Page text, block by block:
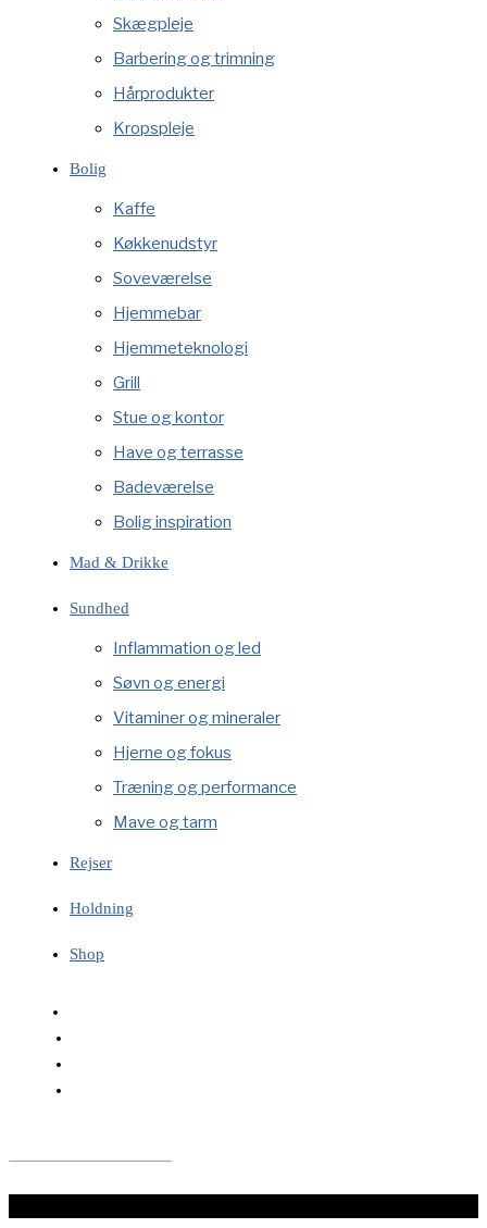
Skægpleje
Barbering og trimning
Hårprodukter
Kropspleje
Bolig
Kaffe
Køkkenudstyr
Soveværelse
Hjemmebar
Hjemmeteknologi
Grill
Stue og kontor
Have og terrasse
Badeværelse
Bolig inspiration
Mad & Drikke
Sundhed
Inflammation og led
Søvn og energi
Vitaminer og mineraler
Hjerne og fokus
Træning og performance
Mave og tarm
Rejser
Holdning
Shop